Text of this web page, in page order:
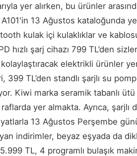
yer alırken, bu ürünler
13 Ağustos kataloğunda
kulak içi kulaklıklar ve
hızlı şarj cihazı 799 TL’den
kolaylaştıracak elektrikli ürünler
399 TL’den standlı şarjlı su
Kiwi marka seramik tabanlı
yer almakta. Ayrıca,
13 Ağustos Perşembe
indirimler, beyaz eşyada da
TL, 4 programlı bulaşık